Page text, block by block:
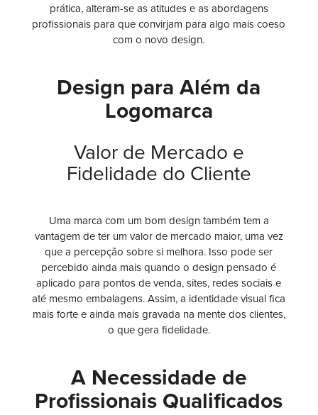
prática, alteram-se as atitudes e as abordagens
profissionais para que convirjam para algo mais coeso
com o novo design.
Design para Além da
Logomarca
Valor de Mercado e
Fidelidade do Cliente
Uma marca com um bom design também tem a
vantagem de ter um valor de mercado maior, uma vez
que a percepção sobre si melhora. Isso pode ser
percebido ainda mais quando o design pensado é
aplicado para pontos de venda, sites, redes sociais e
até mesmo embalagens. Assim, a identidade visual fica
mais forte e ainda mais gravada na mente dos clientes,
o que gera fidelidade.
A Necessidade de
Profissionais Qualificados